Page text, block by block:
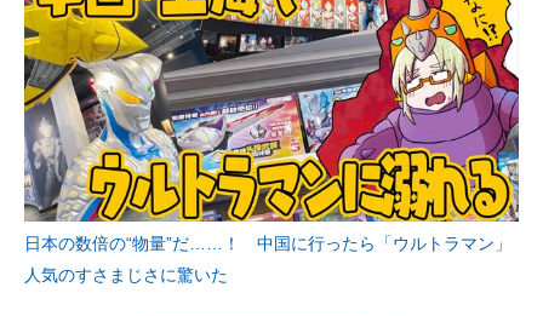
日本の数倍の“物量”だ……！ 中国に行ったら「ウルトラマン」
人気のすさまじさに驚いた